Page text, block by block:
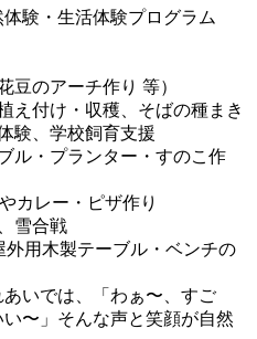
験・生活体験プログラム
のアーチ作り 等）
え付け・収穫、そばの種まき
験、学校飼育支援
ル・プランター・すのこ作
カレー・ピザ作り
雪合戦
用木製テーブル・ベンチの
いでは、「わぁ〜、すご
〜」そんな声と笑顔が自然